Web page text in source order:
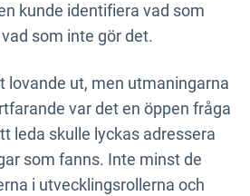
kunde identifiera vad som
som inte gör det.
lovande ut, men utmaningarna
var det en öppen fråga
leda skulle lyckas adressera
som fanns. Inte minst de
i utvecklingsrollerna och